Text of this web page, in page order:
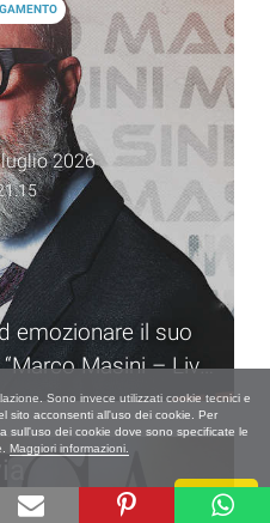
Sono invece utilizzati cookie tecnici e
sito acconsenti all'uso dei cookie. Per
sull'uso dei cookie dove sono specificate le
Maggiori informazioni.
Chiudi
2026
emozionare il suo
Masini – Live